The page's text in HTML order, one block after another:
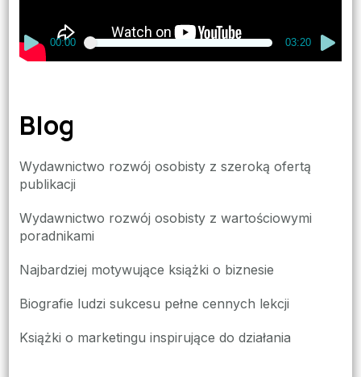
00:00 03:20
Blog
Wydawnictwo rozwój osobisty z szeroką ofertą
publikacji
Wydawnictwo rozwój osobisty z wartościowymi
poradnikami
Najbardziej motywujące książki o biznesie
Biografie ludzi sukcesu pełne cennych lekcji
Książki o marketingu inspirujące do działania